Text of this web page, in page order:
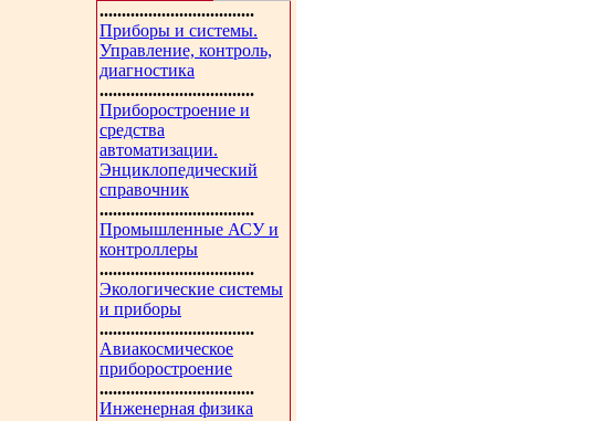
...................................
Приборы и системы.
Управление, контроль,
диагностика
...................................
Приборостроение и
средства
автоматизации.
Энциклопедический
справочник
...................................
Промышленные АСУ и
контроллеры
...................................
Экологические системы
и приборы
...................................
Авиакосмическое
приборостроение
...................................
Инженерная физика